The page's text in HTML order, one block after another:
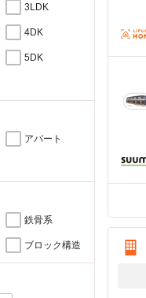
3LDK
4DK
5DK
アパート
鉄骨系
ブロック構造